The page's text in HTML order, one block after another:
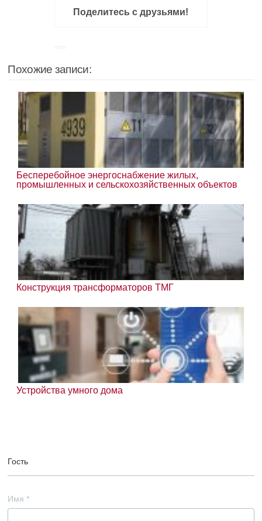
Поделитесь с друзьями!
Похожие записи:
Бесперебойное энергоснабжение жилых,
промышленных и сельскохозяйственных объектов
Конструкция трансформаторов ТМГ
Устройства умного дома
Гость
Имя *